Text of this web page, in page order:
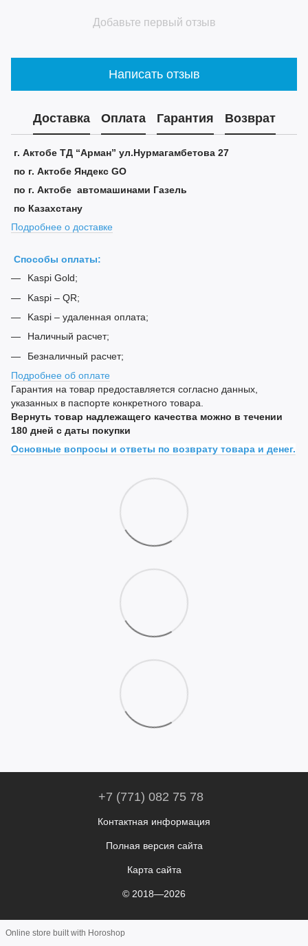
Добавьте первый отзыв
Написать отзыв
Доставка Оплата Гарантия Возврат
г. Актобе ТД “Арман” ул.Нурмагамбетова 27
по г. Актобе Яндекс GO
по г. Актобе автомашинами Газель
по Казахстану
Подробнее о доставке
Способы оплаты:
Kaspi Gold;
Kaspi – QR;
Kaspi – удаленная оплата;
Наличный расчет;
Безналичный расчет;
Подробнее об оплате
Гарантия на товар предоставляется согласно данных,
указанных в паспорте конкретного товара.
Вернуть товар надлежащего качества можно в течении
180 дней с даты покупки
Основные вопросы и ответы по возврату товара и денег.
+7 (771) 082 75 78
Контактная информация
Полная версия сайта
Карта сайта
© 2018—2026
Online store built with Horoshop